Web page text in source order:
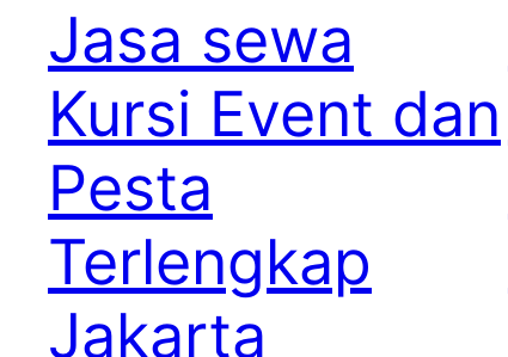
Jasa sewa
Kursi Event dan
Pesta
Terlengkap
Jakarta